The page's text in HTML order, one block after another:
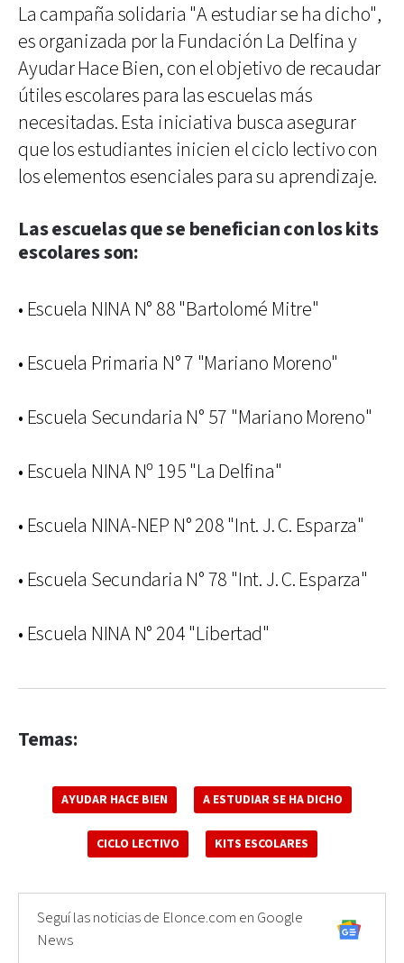
La campaña solidaria "A estudiar se ha dicho",
es organizada por la Fundación La Delfina y
Ayudar Hace Bien, con el objetivo de recaudar
útiles escolares para las escuelas más
necesitadas. Esta iniciativa busca asegurar
que los estudiantes inicien el ciclo lectivo con
los elementos esenciales para su aprendizaje.
Las escuelas que se benefician con los kits
escolares son:
• Escuela NINA N° 88 "Bartolomé Mitre"
• Escuela Primaria N° 7 "Mariano Moreno"
• Escuela Secundaria N° 57 "Mariano Moreno"
• Escuela NINA Nº 195 "La Delfina"
• Escuela NINA-NEP N° 208 "Int. J. C. Esparza"
• Escuela Secundaria N° 78 "Int. J. C. Esparza"
• Escuela NINA N° 204 "Libertad"
Temas:
AYUDAR HACE BIEN A ESTUDIAR SE HA DICHO
CICLO LECTIVO KITS ESCOLARES
Seguí las noticias de Elonce.com en Google
News